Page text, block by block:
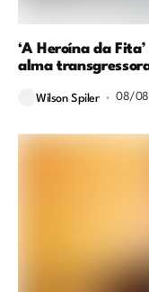
‘A Heroína da
alma
Wilson Spiler 08/